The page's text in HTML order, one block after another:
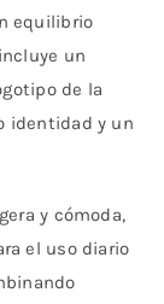
equilibrio
un
de la
identidad y un
y cómoda,
el uso diario